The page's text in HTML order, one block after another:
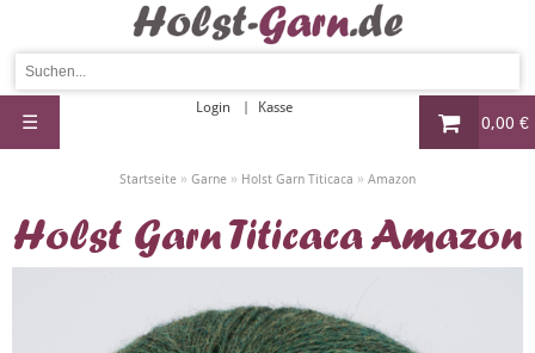
0,00 €
Login Kasse
☰
Startseite » Garne » Holst Garn Titicaca » Amazon
Holst Garn Titicaca Amazon